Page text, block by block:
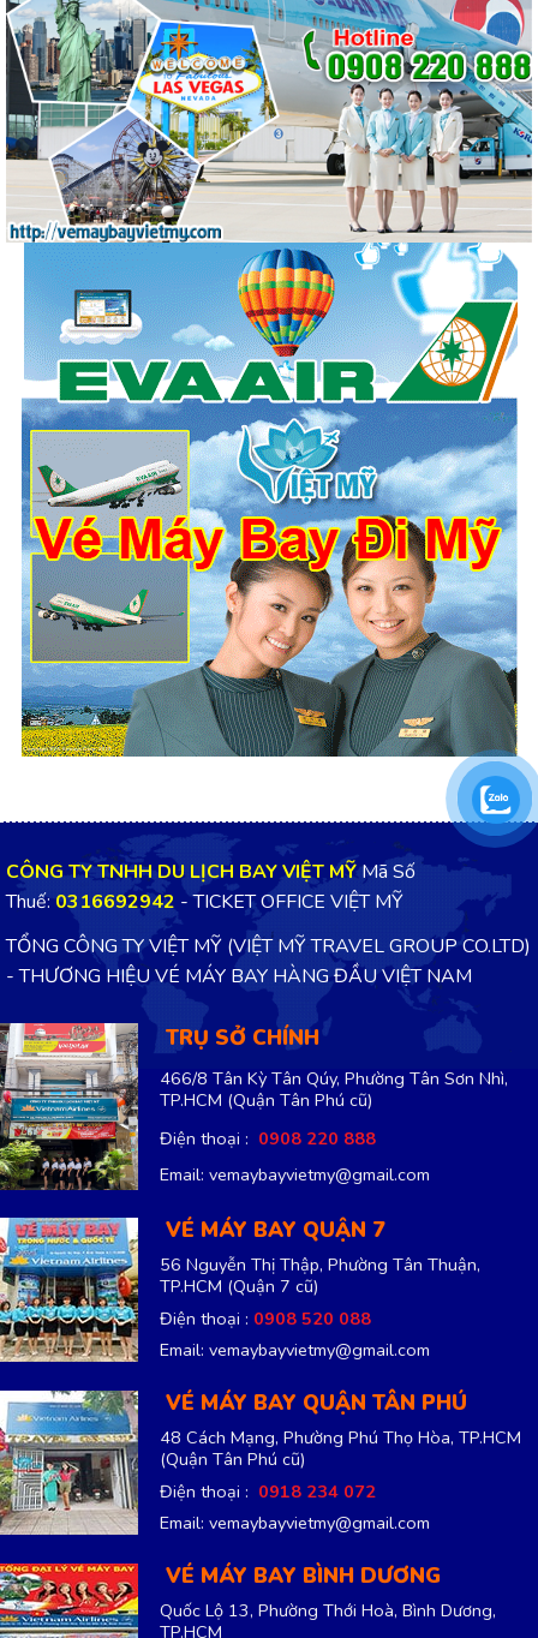
CÔNG TY TNHH DU LỊCH BAY VIỆT MỸMã Số
Thuế:0316692942 - TICKET OFFICE VIỆT MỸ
TỔNG CÔNG TY VIỆT MỸ (VIỆT MỸ TRAVEL GROUP CO.LTD)
- THƯƠNG HIỆU VÉ MÁY BAY HÀNG ĐẦU VIỆT NAM
TRỤ SỞ CHÍNH
466/8 Tân Kỳ Tân Qúy, Phường Tân Sơn Nhì,
TP.HCM (Quận Tân Phú cũ)
Điện thoại : 0908 220 888
Email: vemaybayvietmy@gmail.com
VÉ MÁY BAY QUẬN 7
56 Nguyễn Thị Thập, Phường Tân Thuận,
TP.HCM (Quận 7 cũ)
Điện thoại : 0908 520 088
Email: vemaybayvietmy@gmail.com
VÉ MÁY BAY QUẬN TÂN PHÚ
48 Cách Mạng, Phường Phú Thọ Hòa, TP.HCM
(Quận Tân Phú cũ)
Điện thoại : 0918 234 072
Email: vemaybayvietmy@gmail.com
VÉ MÁY BAY BÌNH DƯƠNG
Quốc Lộ 13, Phường Thới Hoà, Bình Dương,
TP.HCM